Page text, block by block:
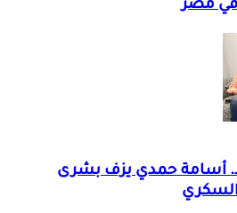
في مصر
د. أسامة حمدي يزف بشرى